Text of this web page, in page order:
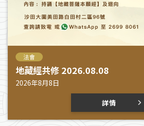
法會
地藏經共修 2026.08.08
2026年8月8日
詳情